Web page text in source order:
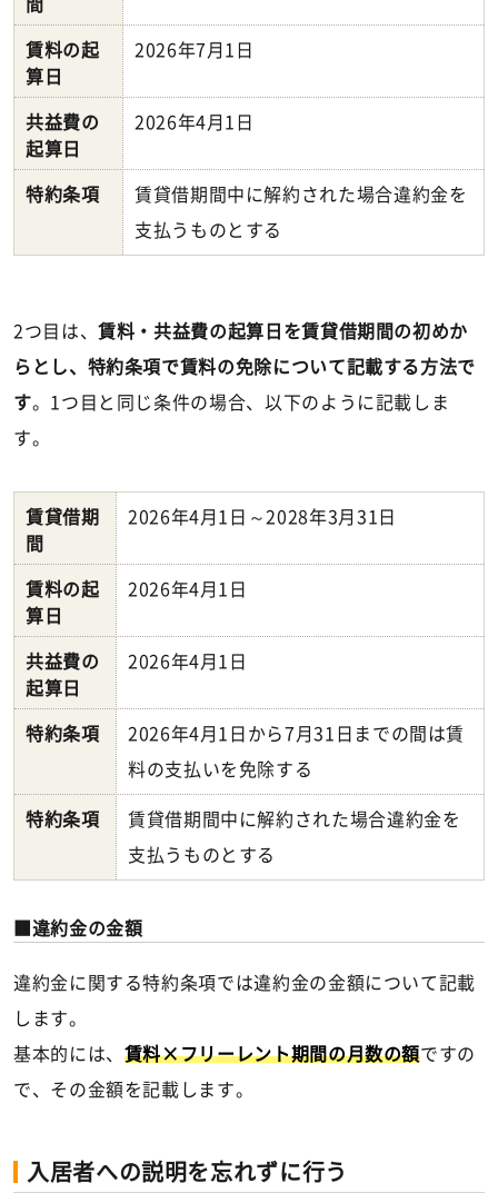
間
賃料の起
算日
2026年7月1日
共益費の
起算日
2026年4月1日
特約条項
賃貸借期間中に解約された場合違約金を
支払うものとする
2つ目は、賃料・共益費の起算日を賃貸借期間の初めか
らとし、特約条項で賃料の免除について記載する方法で
す。1つ目と同じ条件の場合、以下のように記載しま
す。
賃貸借期
間
2026年4月1日～2028年3月31日
賃料の起
算日
2026年4月1日
共益費の
起算日
2026年4月1日
特約条項
2026年4月1日から7月31日までの間は賃
料の支払いを免除する
特約条項
賃貸借期間中に解約された場合違約金を
支払うものとする
違約金の金額
違約金に関する特約条項では違約金の金額について記載
します。
基本的には、 賃料×フリーレント期間の月数の額ですの
で、その金額を記載します。
入居者への説明を忘れずに行う